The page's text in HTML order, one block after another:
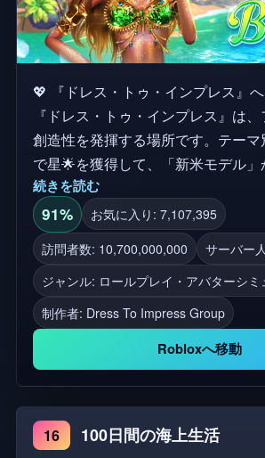
💖 『ドレス・トゥ・インプレス』
『ドレス・トゥ・インプレス』は
創造性を発揮する場所です。テーマ
で星🌟を獲得して、「新米モデル
デル」 🌟のランクに登りつめましょ
着こなしをしたり、新しい友達を作
ス・トゥ・インプレスのファッショ
シャレの達人への道を極めましょう！ 💖 👍
を押して「いいね」するか⭐マーク
入り登録してください！ タグ: ファッション, 着せ替
え, コーディネート, ファッション
roblox アイコン, コンテスト, オシャ
続きを読む
91%
お気に入り: 7,107,395
訪問者数: 10,700,000,000
サーバー
ジャンル: ロールプレイ・アバターシミ
制作者: Dress To Impress Group
Robloxへ移動
16 100日間の海上生活